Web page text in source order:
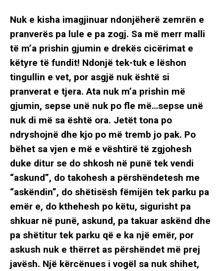
Nuk e kisha imagjinuar ndonjëherë zemrën e
pranverës pa lule e pa zogj. Sa më merr malli
të m’a prishin gjumin e drekës cicërimat e
këtyre të fundit! Ndonjë tek-tuk e lëshon
tingullin e vet, por asgjë nuk është si
pranverat e tjera. Ata nuk m’a prishin më
gjumin, sepse unë nuk po fle më…sepse unë
nuk di më sa është ora. Jetët tona po
ndryshojnë dhe kjo po më tremb jo pak. Po
bëhet sa vjen e më e vështirë të zgjohesh
duke ditur se do shkosh në punë tek vendi
“askund”, do takohesh a përshëndetesh me
“askëndin”, do shëtisësh fëmijën tek parku pa
emër e, do kthehesh po këtu, sigurisht pa
shkuar në punë, askund, pa takuar askënd dhe
pa shëtitur tek parku që e ka një emër, por
askush nuk e thërret as përshëndet më prej
javësh. Një kërcënues i vogël sa nuk shihet,